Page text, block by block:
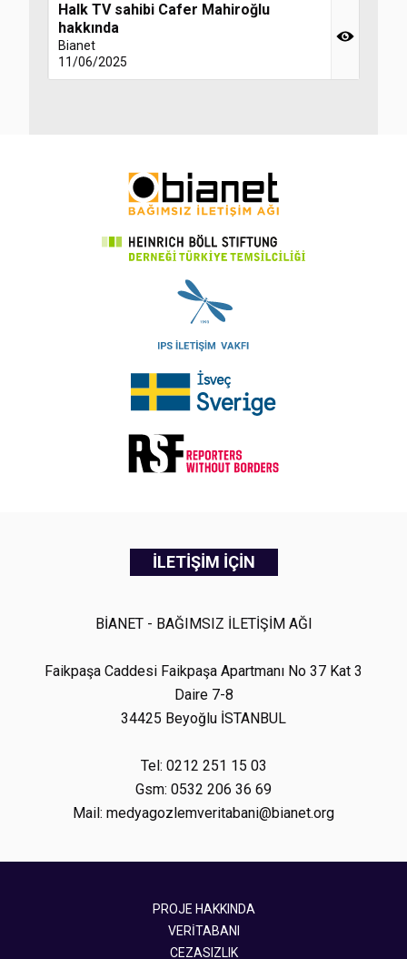
Halk TV sahibi Cafer Mahiroğlu
hakkında
Bianet
11/06/2025
İLETİŞİM İÇİN
BİANET - BAĞIMSIZ İLETİŞİM AĞI
Faikpaşa Caddesi Faikpaşa Apartmanı No 37 Kat 3
Daire 7-8
34425 Beyoğlu İSTANBUL
Tel: 0212 251 15 03
Gsm: 0532 206 36 69
Mail: medyagozlemveritabani@bianet.org
PROJE HAKKINDA
VERİTABANI
CEZASIZLIK